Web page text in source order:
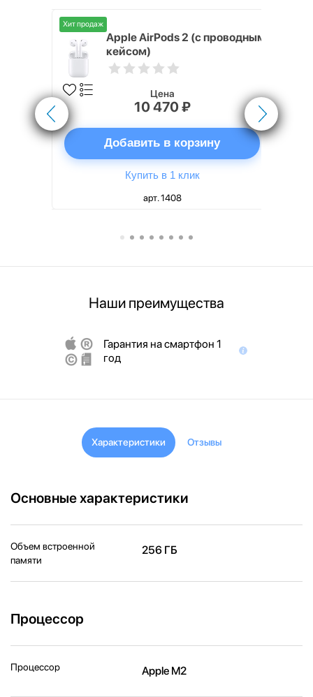
Хит продаж
Apple AirPods 2 (с проводным
кейсом)
Цена
10 470 ₽
Добавить в корзину
Купить в 1 клик
арт. 1408
Наши преимущества
Гарантия на смартфон 1
год
Характеристики Отзывы
Основные характеристики
Объем встроенной
памяти
256 ГБ
Процессор
Процессор Apple M2